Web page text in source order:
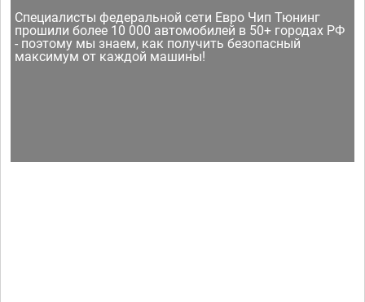
Специалисты федеральной сети Евро Чип Тюнинг
прошили более 10 000 автомобилей в 50+ городах РФ
- поэтому мы знаем, как получить безопасный
максимум от каждой машины!